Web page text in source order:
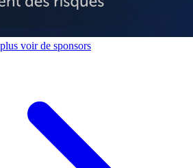
voir de sponsors